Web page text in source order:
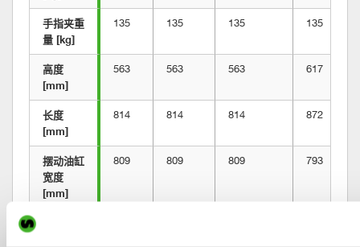
手指夹重
量 [kg]
135 135 135 135
高度
[mm]
563 563 563 617
长度
[mm]
814 814 814 872
摆动油缸
宽度
[mm]
809 809 809 793